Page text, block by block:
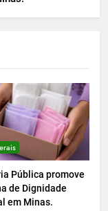
Pública promove
de Dignidade
em Minas.